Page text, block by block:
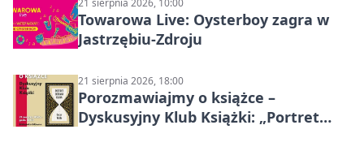
21 sierpnia 2026, 10:00
Towarowa Live: Oysterboy zagra w
Jastrzębiu-Zdroju
21 sierpnia 2026, 18:00
Porozmawiajmy o książce –
Dyskusyjny Klub Książki: „Portret